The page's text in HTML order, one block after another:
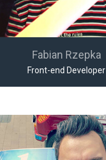
Fabian Rzepka
Front-end Developer